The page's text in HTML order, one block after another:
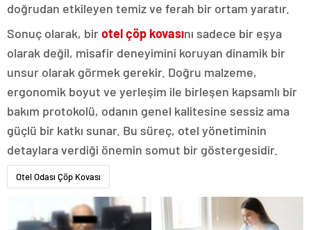
doğrudan etkileyen temiz ve ferah bir ortam yaratır.
Sonuç olarak, birotel çöp kovasını sadece bir eşya
olarak değil, misafir deneyimini koruyan dinamik bir
unsur olarak görmek gerekir. Doğru malzeme,
ergonomik boyut ve yerleşim ile birleşen kapsamlı bir
bakım protokolü, odanın genel kalitesine sessiz ama
güçlü bir katkı sunar. Bu süreç, otel yönetiminin
detaylara verdiği önemin somut bir göstergesidir.
Otel Odası Çöp Kovası